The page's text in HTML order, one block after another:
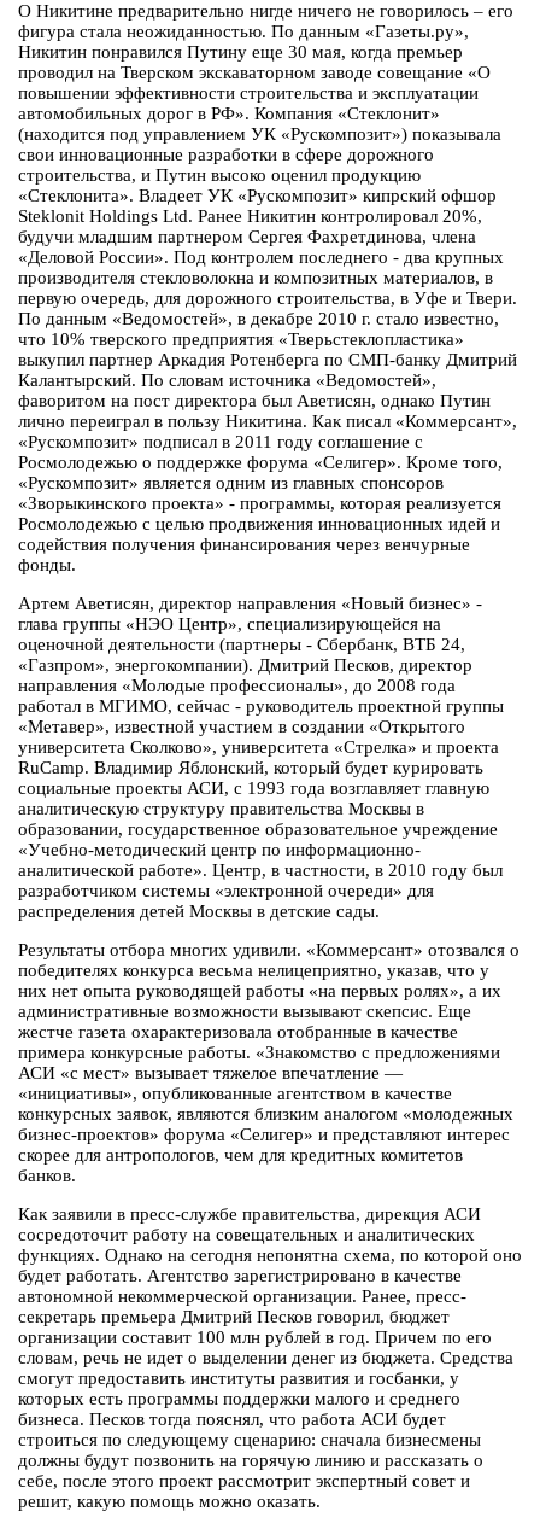
О Никитине предварительно нигде ничего не говорилось – его
фигура стала неожиданностью. По данным «Газеты.ру»,
Никитин понравился Путину еще 30 мая, когда премьер
проводил на Тверском экскаваторном заводе совещание «О
повышении эффективности строительства и эксплуатации
автомобильных дорог в РФ». Компания «Стеклонит»
(находится под управлением УК «Рускомпозит») показывала
свои инновационные разработки в сфере дорожного
строительства, и Путин высоко оценил продукцию
«Стеклонита». Владеет УК «Рускомпозит» кипрский офшор
Steklonit Holdings Ltd. Ранее Никитин контролировал 20%,
будучи младшим партнером Сергея Фахретдинова, члена
«Деловой России». Под контролем последнего - два крупных
производителя стекловолокна и композитных материалов, в
первую очередь, для дорожного строительства, в Уфе и Твери.
По данным «Ведомостей», в декабре 2010 г. стало известно,
что 10% тверского предприятия «Тверьстеклопластика»
выкупил партнер Аркадия Ротенберга по СМП-банку Дмитрий
Калантырский. По словам источника «Ведомостей»,
фаворитом на пост директора был Аветисян, однако Путин
лично переиграл в пользу Никитина. Как писал «Коммерсант»,
«Рускомпозит» подписал в 2011 году соглашение с
Росмолодежью о поддержке форума «Селигер». Кроме того,
«Рускомпозит» является одним из главных спонсоров
«Зворыкинского проекта» - программы, которая реализуется
Росмолодежью с целью продвижения инновационных идей и
содействия получения финансирования через венчурные
фонды.
Артем Аветисян, директор направления «Новый бизнес» -
глава группы «НЭО Центр», специализирующейся на
оценочной деятельности (партнеры - Сбербанк, ВТБ 24,
«Газпром», энергокомпании). Дмитрий Песков, директор
направления «Молодые профессионалы», до 2008 года
работал в МГИМО, сейчас - руководитель проектной группы
«Метавер», известной участием в создании «Открытого
университета Сколково», университета «Стрелка» и проекта
RuCamp. Владимир Яблонский, который будет курировать
социальные проекты АСИ, с 1993 года возглавляет главную
аналитическую структуру правительства Москвы в
образовании, государственное образовательное учреждение
«Учебно-методический центр по информационно-
аналитической работе». Центр, в частности, в 2010 году был
разработчиком системы «электронной очереди» для
распределения детей Москвы в детские сады.
Результаты отбора многих удивили. «Коммерсант» отозвался о
победителях конкурса весьма нелицеприятно, указав, что у
них нет опыта руководящей работы «на первых ролях», а их
административные возможности вызывают скепсис. Еще
жестче газета охарактеризовала отобранные в качестве
примера конкурсные работы. «Знакомство с предложениями
АСИ «с мест» вызывает тяжелое впечатление —
«инициативы», опубликованные агентством в качестве
конкурсных заявок, являются близким аналогом «молодежных
бизнес-проектов» форума «Селигер» и представляют интерес
скорее для антропологов, чем для кредитных комитетов
банков.
Как заявили в пресс-службе правительства, дирекция АСИ
сосредоточит работу на совещательных и аналитических
функциях. Однако на сегодня непонятна схема, по которой оно
будет работать. Агентство зарегистрировано в качестве
автономной некоммерческой организации. Ранее, пресс-
секретарь премьера Дмитрий Песков говорил, бюджет
организации составит 100 млн рублей в год. Причем по его
словам, речь не идет о выделении денег из бюджета. Средства
смогут предоставить институты развития и госбанки, у
которых есть программы поддержки малого и среднего
бизнеса. Песков тогда пояснял, что работа АСИ будет
строиться по следующему сценарию: сначала бизнесмены
должны будут позвонить на горячую линию и рассказать о
себе, после этого проект рассмотрит экспертный совет и
решит, какую помощь можно оказать.